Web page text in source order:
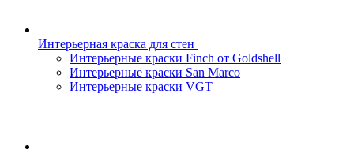
Интерьерная краска для стен
Интерьерные краски Finch от Goldshell
Интерьерные краски San Marco
Интерьерные краски VGT